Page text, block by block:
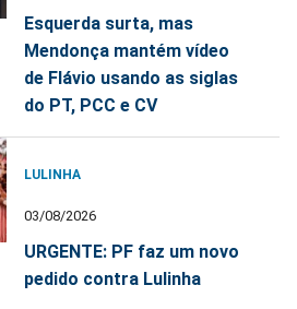
Esquerda surta, mas
Mendonça mantém vídeo
de Flávio usando as siglas
do PT, PCC e CV
LULINHA
03/08/2026
URGENTE: PF faz um novo
pedido contra Lulinha